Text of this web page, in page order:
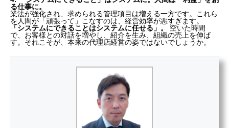
る仕事に。
業法が強化され、求められる管理項目は増える一方です。これら
を人間が「頑張って」こなすのは、経営効率が悪すぎます。
「システムにできることはシステムに任せる」。
空いた時間
で、お客様との対話を増やし、紹介を生み、組織の売上を伸ば
す。それこそが、本来の代理店経営の姿ではないでしょうか。